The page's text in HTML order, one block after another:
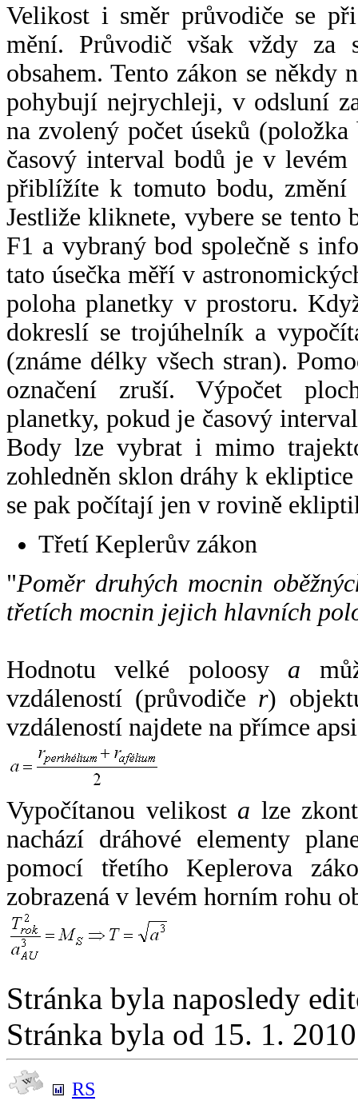
Velikost i směr průvodiče se
mění. Průvodič však vždy za
obsahem. Tento zákon se někdy
pohybují nejrychleji, v odsluní
na zvolený počet úseků
časový interval bodů je v
přiblížíte k tomuto bodu,
Jestliže kliknete, vybere se tento
F1 a vybraný bod společně s
tato úsečka měří v
poloha planetky v prostoru.
dokreslí se trojúhelník a
(známe délky všech stran).
označení zruší. Výpočet
planetky, pokud je časový
Body lze vybrat i mimo
zohledněn sklon dráhy k
se pak počítají jen v rovině
Třetí Keplerův zákon
"Poměr druhých mocnin
třetích mocnin jejich hlavních
Hodnotu velké poloosy a
vzdáleností (průvodiče r)
vzdáleností najdete na přímce
Vypočítanou velikost a lze
nachází dráhové elementy
pomocí třetího Keplerova
zobrazená v levém horním rohu
Stránka byla naposledy
Stránka byla od 15. 1.
RS